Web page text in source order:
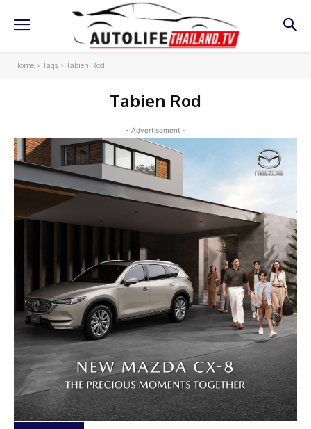
Home Tags Tabien Rod
Tabien Rod
- Advertisement -